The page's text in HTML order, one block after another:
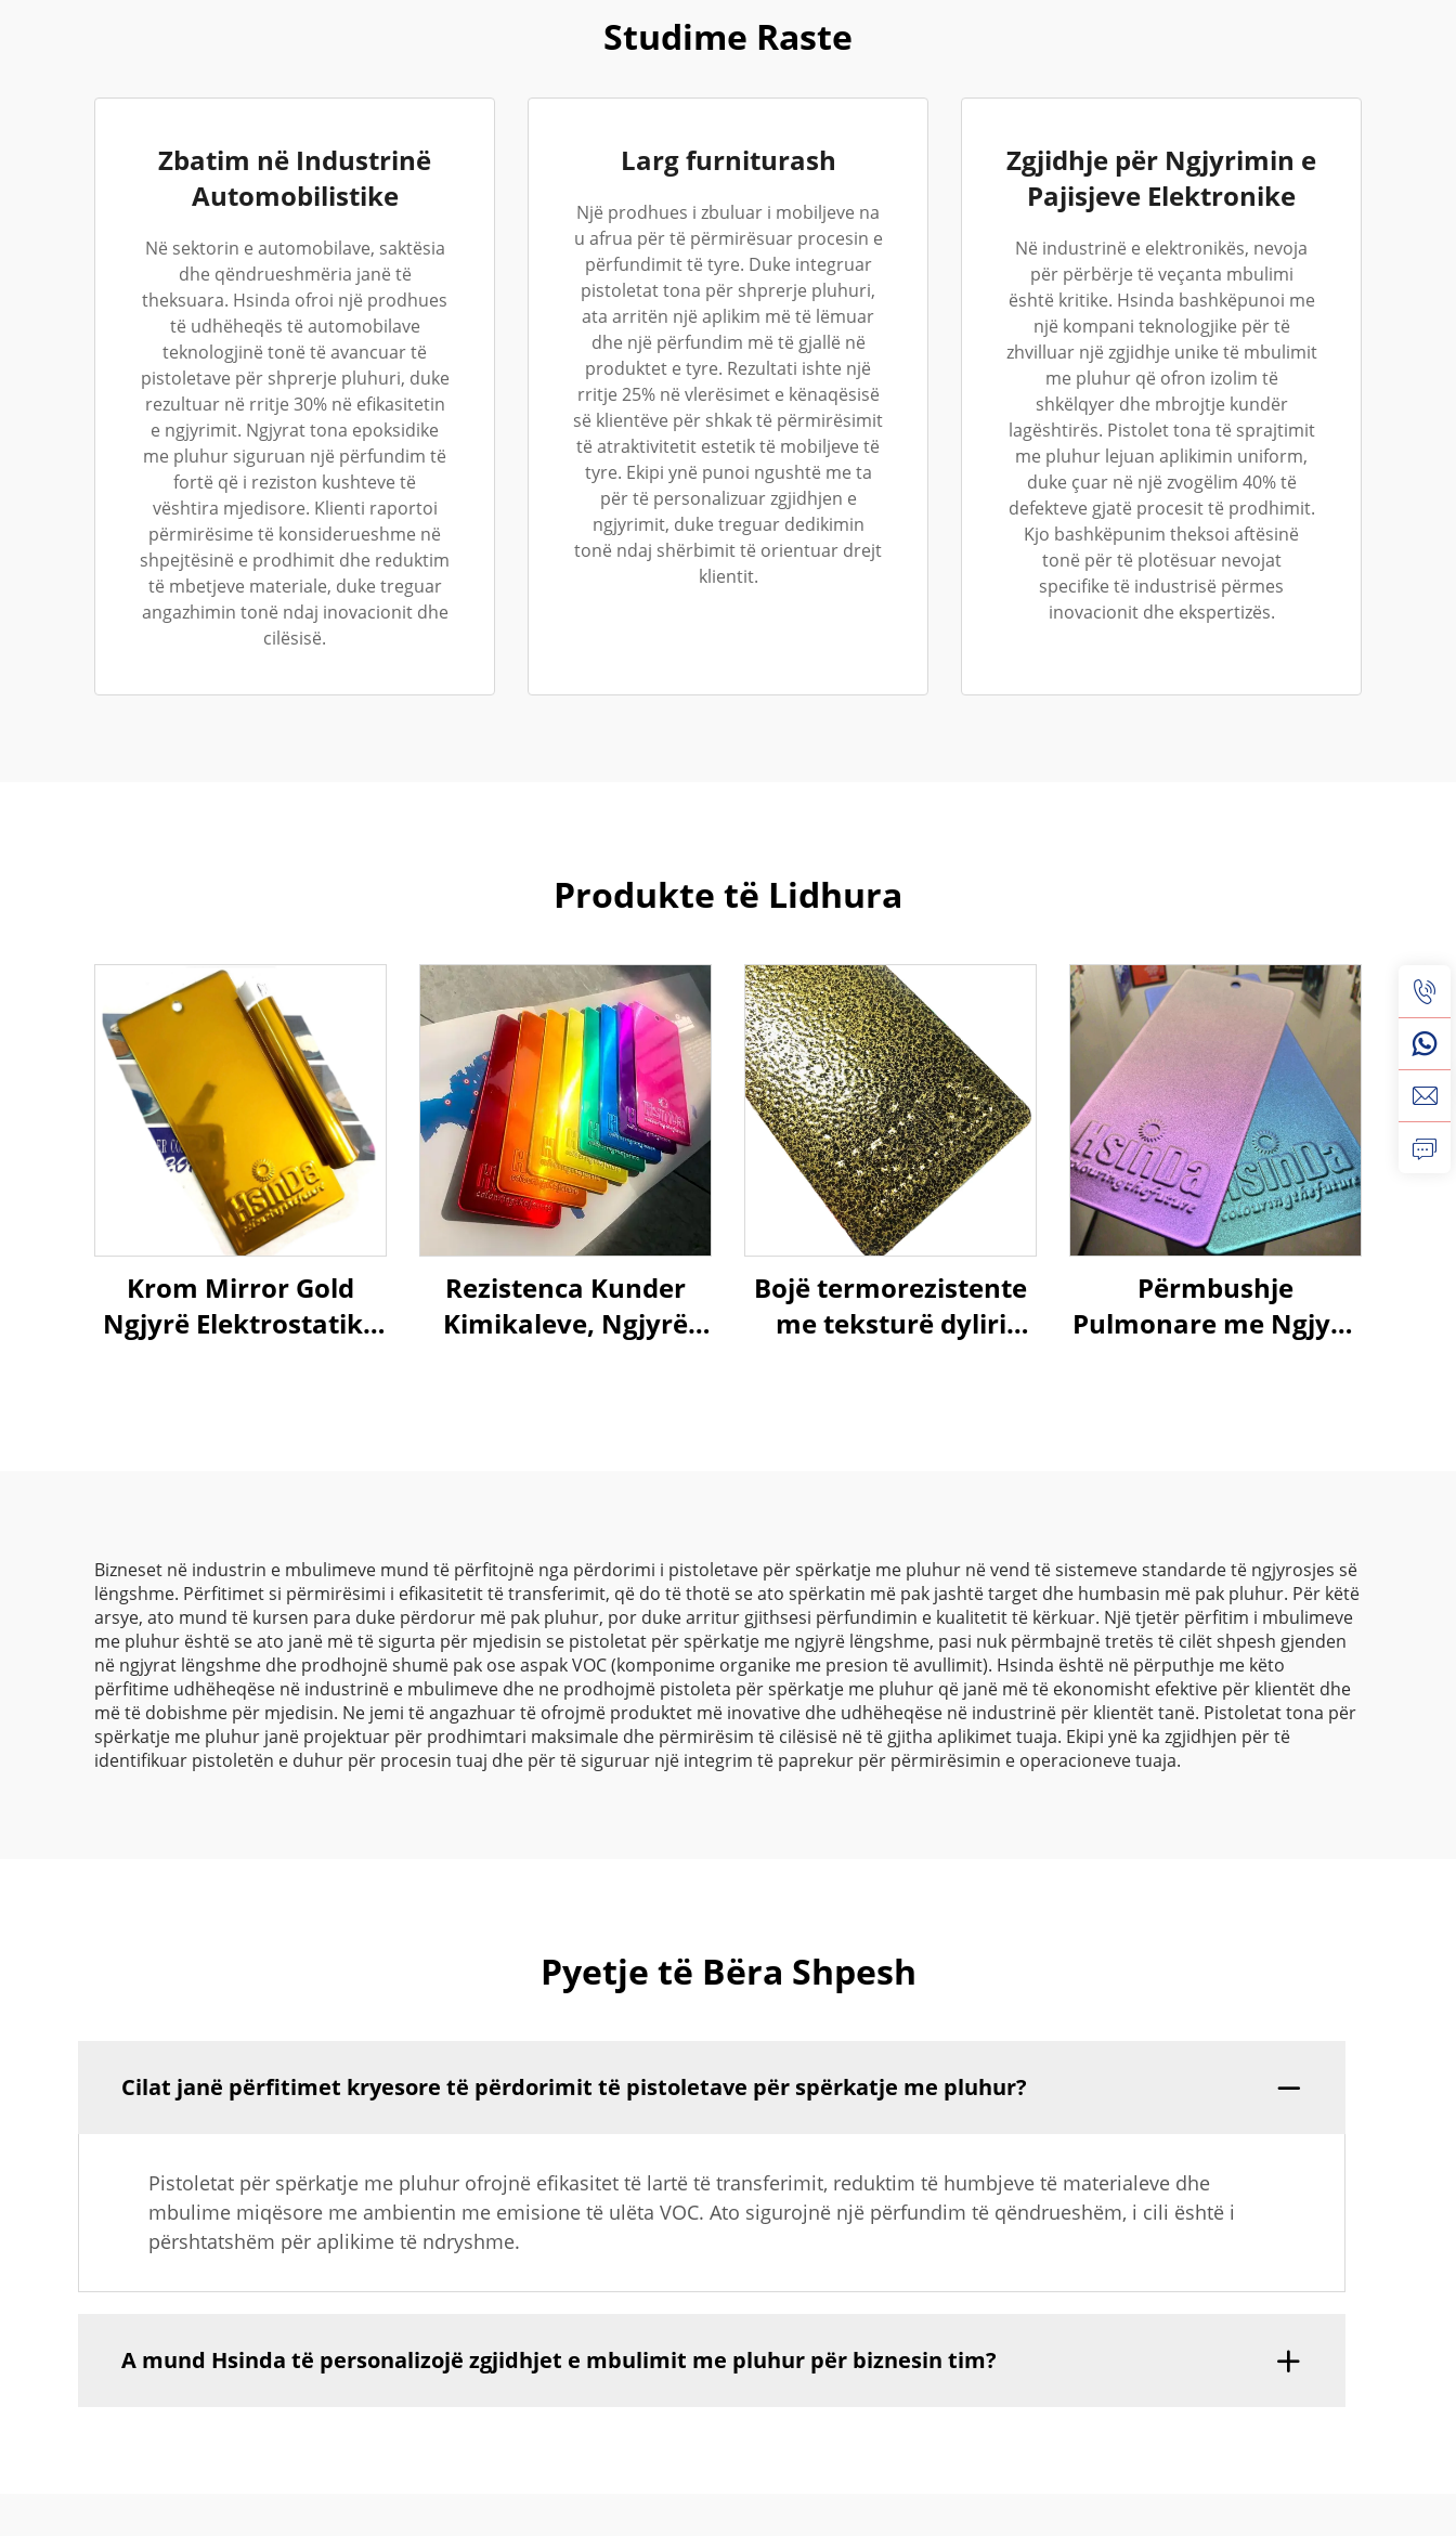
Studime Raste
Zbatim në Industrinë
Automobilistike
Në sektorin e automobilave, saktësia
dhe qëndrueshmëria janë të
theksuara. Hsinda ofroi një prodhues
të udhëheqës të automobilave
teknologjinë tonë të avancuar të
pistoletave për shprerje pluhuri, duke
rezultuar në rritje 30% në efikasitetin
e ngjyrimit. Ngjyrat tona epoksidike
me pluhur siguruan një përfundim të
fortë që i reziston kushteve të
vështira mjedisore. Klienti raportoi
përmirësime të konsiderueshme në
shpejtësinë e prodhimit dhe reduktim
të mbetjeve materiale, duke treguar
angazhimin tonë ndaj inovacionit dhe
cilësisë.
Larg furniturash
Një prodhues i zbuluar i mobiljeve na
u afrua për të përmirësuar procesin e
përfundimit të tyre. Duke integruar
pistoletat tona për shprerje pluhuri,
ata arritën një aplikim më të lëmuar
dhe një përfundim më të gjallë në
produktet e tyre. Rezultati ishte një
rritje 25% në vlerësimet e kënaqësisë
së klientëve për shkak të përmirësimit
të atraktivitetit estetik të mobiljeve të
tyre. Ekipi ynë punoi ngushtë me ta
për të personalizuar zgjidhjen e
ngjyrimit, duke treguar dedikimin
tonë ndaj shërbimit të orientuar drejt
klientit.
Zgjidhje për Ngjyrimin e
Pajisjeve Elektronike
Në industrinë e elektronikës, nevoja
për përbërje të veçanta mbulimi
është kritike. Hsinda bashkëpunoi me
një kompani teknologjike për të
zhvilluar një zgjidhje unike të mbulimit
me pluhur që ofron izolim të
shkëlqyer dhe mbrojtje kundër
lagështirës. Pistolet tona të sprajtimit
me pluhur lejuan aplikimin uniform,
duke çuar në një zvogëlim 40% të
defekteve gjatë procesit të prodhimit.
Kjo bashkëpunim theksoi aftësinë
tonë për të plotësuar nevojat
specifike të industrisë përmes
inovacionit dhe ekspertizës.
Produkte të Lidhura
Krom Mirror Gold
Ngjyrë Elektrostatike
Rezistenca Kunder
Kimikaleve, Ngjyrë
Bojë termorezistente
me teksturë dyliri
Përmbushje
Pulmonare me Ngjyra
Bizneset në industrin e mbulimeve mund të përfitojnë nga përdorimi i pistoletave për spërkatje me pluhur në vend të sistemeve standarde të ngjyrosjes së
lëngshme. Përfitimet si përmirësimi i efikasitetit të transferimit, që do të thotë se ato spërkatin më pak jashtë target dhe humbasin më pak pluhur. Për këtë
arsye, ato mund të kursen para duke përdorur më pak pluhur, por duke arritur gjithsesi përfundimin e kualitetit të kërkuar. Një tjetër përfitim i mbulimeve
me pluhur është se ato janë më të sigurta për mjedisin se pistoletat për spërkatje me ngjyrë lëngshme, pasi nuk përmbajnë tretës të cilët shpesh gjenden
në ngjyrat lëngshme dhe prodhojnë shumë pak ose aspak VOC (komponime organike me presion të avullimit). Hsinda është në përputhje me këto
përfitime udhëheqëse në industrinë e mbulimeve dhe ne prodhojmë pistoleta për spërkatje me pluhur që janë më të ekonomisht efektive për klientët dhe
më të dobishme për mjedisin. Ne jemi të angazhuar të ofrojmë produktet më inovative dhe udhëheqëse në industrinë për klientët tanë. Pistoletat tona për
spërkatje me pluhur janë projektuar për prodhimtari maksimale dhe përmirësim të cilësisë në të gjitha aplikimet tuaja. Ekipi ynë ka zgjidhjen për të
identifikuar pistoletën e duhur për procesin tuaj dhe për të siguruar një integrim të paprekur për përmirësimin e operacioneve tuaja.
Pyetje të Bëra Shpesh
Cilat janë përfitimet kryesore të përdorimit të pistoletave për spërkatje me pluhur?
Pistoletat për spërkatje me pluhur ofrojnë efikasitet të lartë të transferimit, reduktim të humbjeve të materialeve dhe
mbulime miqësore me ambientin me emisione të ulëta VOC. Ato sigurojnë një përfundim të qëndrueshëm, i cili është i
përshtatshëm për aplikime të ndryshme.
A mund Hsinda të personalizojë zgjidhjet e mbulimit me pluhur për biznesin tim?